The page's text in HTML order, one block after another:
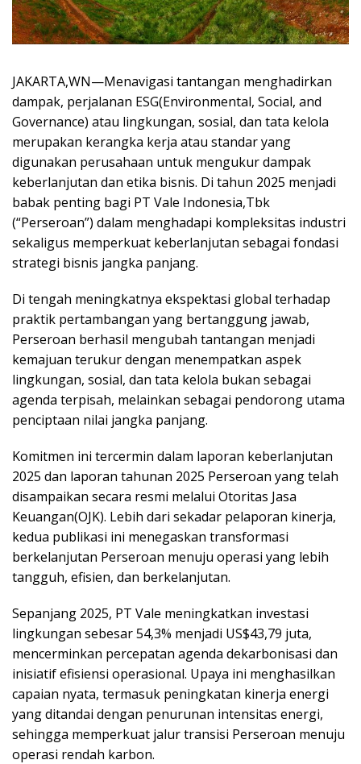
JAKARTA,WN—Menavigasi tantangan menghadirkan
dampak, perjalanan ESG(Environmental, Social, and
Governance) atau lingkungan, sosial, dan tata kelola
merupakan kerangka kerja atau standar yang
digunakan perusahaan untuk mengukur dampak
keberlanjutan dan etika bisnis. Di tahun 2025 menjadi
babak penting bagi PT Vale Indonesia,Tbk
(“Perseroan”) dalam menghadapi kompleksitas industri
sekaligus memperkuat keberlanjutan sebagai fondasi
strategi bisnis jangka panjang.
Di tengah meningkatnya ekspektasi global terhadap
praktik pertambangan yang bertanggung jawab,
Perseroan berhasil mengubah tantangan menjadi
kemajuan terukur dengan menempatkan aspek
lingkungan, sosial, dan tata kelola bukan sebagai
agenda terpisah, melainkan sebagai pendorong utama
penciptaan nilai jangka panjang.
Komitmen ini tercermin dalam laporan keberlanjutan
2025 dan laporan tahunan 2025 Perseroan yang telah
disampaikan secara resmi melalui Otoritas Jasa
Keuangan(OJK). Lebih dari sekadar pelaporan kinerja,
kedua publikasi ini menegaskan transformasi
berkelanjutan Perseroan menuju operasi yang lebih
tangguh, efisien, dan berkelanjutan.
Sepanjang 2025, PT Vale meningkatkan investasi
lingkungan sebesar 54,3% menjadi US$43,79 juta,
mencerminkan percepatan agenda dekarbonisasi dan
inisiatif efisiensi operasional. Upaya ini menghasilkan
capaian nyata, termasuk peningkatan kinerja energi
yang ditandai dengan penurunan intensitas energi,
sehingga memperkuat jalur transisi Perseroan menuju
operasi rendah karbon.